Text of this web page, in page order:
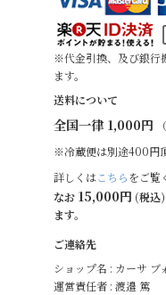
※代金引換、及び銀行
ます。
送料について
全国一律 1,000円
※冷蔵便は別途400円
詳しくはこちらをご覧
なお 15,000円 (税込
ます。
ご連絡先
ショップ名 : カーサ ブ
運営責任者 : 渡邉 篤